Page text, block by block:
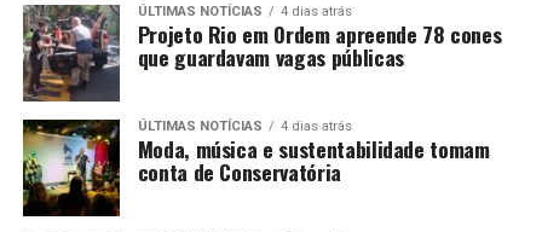
ÚLTIMAS NOTÍCIAS 4 dias atrás
Projeto Rio em Ordem apreende 78 cones
que guardavam vagas públicas
ÚLTIMAS NOTÍCIAS 4 dias atrás
Moda, música e sustentabilidade tomam
conta de Conservatória